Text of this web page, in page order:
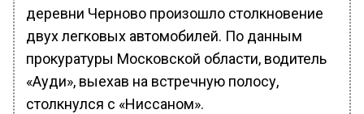
деревни Черново произошло столкновение
двух легковых автомобилей. По данным
прокуратуры Московской области, водитель
«Ауди», выехав на встречную полосу,
столкнулся с «Ниссаном».